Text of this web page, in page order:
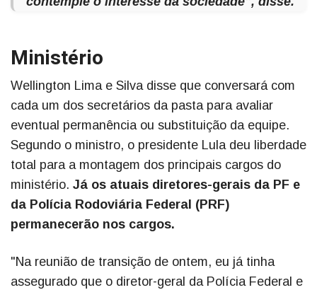
Ministério
Wellington Lima e Silva disse que conversará com
cada um dos secretários da pasta para avaliar
eventual permanência ou substituição da equipe.
Segundo o ministro, o presidente Lula deu liberdade
total para a montagem dos principais cargos do
ministério. Já os atuais diretores-gerais da PF e
da Polícia Rodoviária Federal (PRF)
permanecerão nos cargos.
"Na reunião de transição de ontem, eu já tinha
assegurado que o diretor-geral da Polícia Federal e